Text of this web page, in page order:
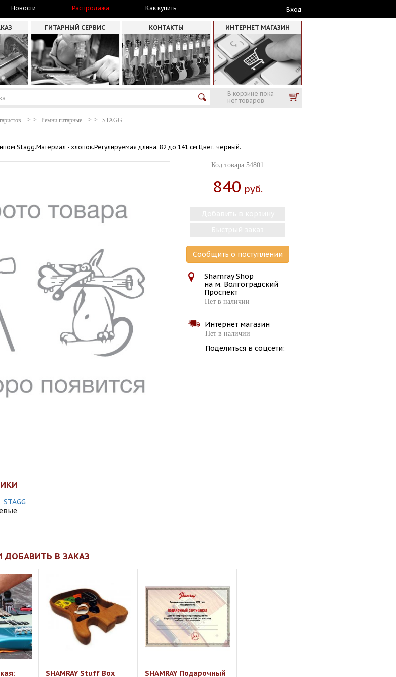
Новости Распродажа Как купить Вход
ГИТАРНЫЙ СЕРВИС КОНТАКТЫ ИНТЕРНЕТ МАГАЗИН
В корзине пока
нет товаров
Ремни гитарные STAGG
Stagg.Материал - хлопок.Регулируемая длина: 82 до 141 см.Цвет: черный.
Код товара 54801
840 Руб.
Сообщить о поступлении
Shamray Shop
на м. Волгоградский
Проспект
Нет в наличии
Интернет магазин
Нет в наличии
Поделиться в соцсети:
STAGG
ДОБАВИТЬ В ЗАКАЗ
SHAMRAY Stuff Box SHAMRAY Подарочный